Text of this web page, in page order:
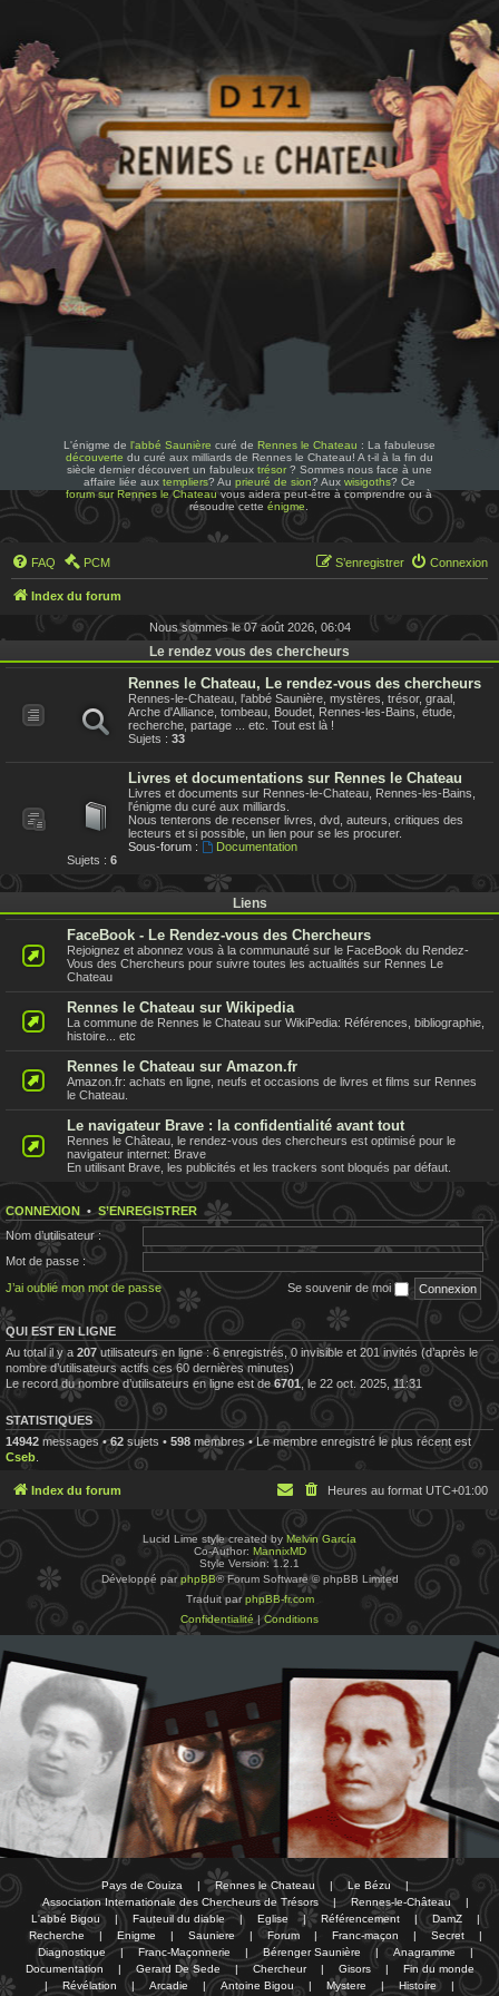
L'énigme de l'abbé Saunière curé de Rennes le Chateau : La fabuleuse
découverte du curé aux milliards de Rennes le Chateau! A t-il à la fin du
siècle dernier découvert un fabuleux trésor? Sommes nous face à une
affaire liée aux templiers? Au prieuré de sion? Aux wisigoths? Ce
forum sur Rennes le Chateauvous aidera peut-être à comprendre ou à
résoudre cetteénigme
FAQ PCM Connexion
S’enregistrer
Index du forum
Nous sommes le 07 août 2026, 06:04
Le rendez vous des chercheurs
Rennes le Chateau, Le rendez-vous des chercheurs
Rennes-le-Chateau, l'abbé Saunière, mystères, trésor, graal,
Arche d'Alliance, tombeau, Boudet, Rennes-les-Bains, étude,
recherche, partage ... etc. Tout est là !
Sujets : 33
Livres et documentations sur Rennes le Chateau
Livres et documents sur Rennes-le-Chateau, Rennes-les-Bains,
l'énigme du curé aux milliards.
Nous tenterons de recenser livres, dvd, auteurs, critiques des
lecteurs et si possible, un lien pour se les procurer.
Sous-forum :
Documentation
Sujets : 6
Liens
FaceBook - Le Rendez-vous des Chercheurs
Rejoignez et abonnez vous à la communauté sur le FaceBook du Rendez-
Vous des Chercheurs pour suivre toutes les actualités sur Rennes Le
Chateau
Rennes le Chateau sur Wikipedia
La commune de Rennes le Chateau sur WikiPedia: Références, bibliographie,
histoire... etc
Rennes le Chateau sur Amazon.fr
Amazon.fr: achats en ligne, neufs et occasions de livres et films sur Rennes
le Chateau.
Le navigateur Brave : la confidentialité avant tout
Rennes le Château, le rendez-vous des chercheurs est optimisé pour le
navigateur internet: Brave
En utilisant Brave, les publicités et les trackers sont bloqués par défaut.
CONNEXION •S’ENREGISTRER
Nom d’utilisateur :
Mot de passe :
J’ai oublié mon mot de passe
Se souvenir de moi
QUI EST EN LIGNE
Au total il y a 207utilisateurs en ligne : 6 enregistrés, 0 invisible et 201 invités (d’après le
nombre d’utilisateurs actifs ces 60 dernières minutes)
Le record du nombre d’utilisateurs en ligne est de6701, le 22 oct. 2025, 11:31
STATISTIQUES
14942 messages •62 sujets • 598 membres • Le membre enregistré le plus récent est
Cseb
Index du forum Heures au format UTC+01:00
Lucid Lime style created by Melvin García
Co-Author: MannixMD
Style Version: 1.2.1
Développé parphpBB® Forum Software © phpBB Limited
Traduit parphpBB-fr.com
Confidentialité |Conditions
Pays de Couiza | Rennes le Chateau | Le Bézu
|
Association Internationale des Chercheurs de Trésors
| Rennes-le-Château
|
L'abbé Bigou
| Fauteuil du diable | Eglise | Référencement | DamZ
|
Recherche
| Enigme | Sauniere | Forum | Franc-maçon | Secret
|
Diagnostique
| Franc-Maçonnerie | Bérenger Saunière | Anagramme
|
Documentation
| Gerard De Sede | Chercheur | Gisors |
Fin du monde
|
Révélation | Arcadie | Antoine Bigou | Mystere | Histoire |